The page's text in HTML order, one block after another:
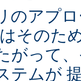
のアプ
そのた
がって
テムが